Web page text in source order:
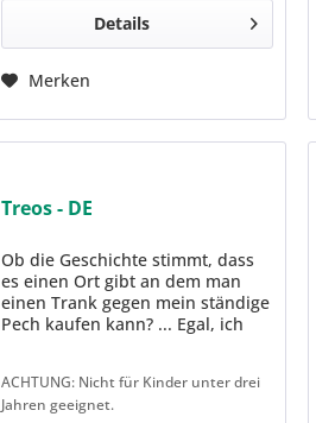
Details
Merken
Treos - DE
Ob die Geschichte stimmt, dass
es einen Ort gibt an dem man
einen Trank gegen mein ständige
Pech kaufen kann? ... Egal, ich
Pech ja nicht werden..... Es
führen viele Wege nach...
ACHTUNG: Nicht für Kinder unter drei
Jahren geeignet.